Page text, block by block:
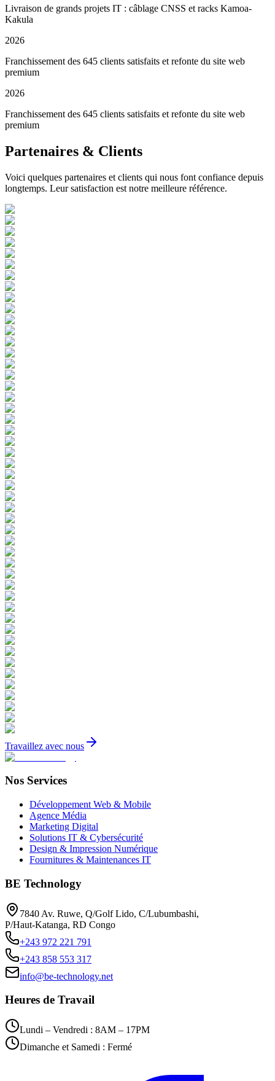
Livraison de grands projets IT : câblage CNSS et racks Kamoa-
Kakula
2026
Franchissement des 645 clients satisfaits et refonte du site web
premium
2026
Franchissement des 645 clients satisfaits et refonte du site web
premium
Partenaires & Clients
Voici quelques partenaires et clients qui nous font confiance depuis
longtemps. Leur satisfaction est notre meilleure référence.
Travaillez avec nous
Nos Services
Développement Web & Mobile
Agence Média
Marketing Digital
Solutions IT & Cybersécurité
Design & Impression Numérique
Fournitures & Maintenances IT
BE Technology
7840 Av. Ruwe, Q/Golf Lido, C/Lubumbashi,
P/Haut-Katanga, RD Congo
+243 972 221 791
+243 858 553 317
info@be-technology.net
Heures de Travail
Lundi – Vendredi : 8AM – 17PM
Dimanche et Samedi : Fermé